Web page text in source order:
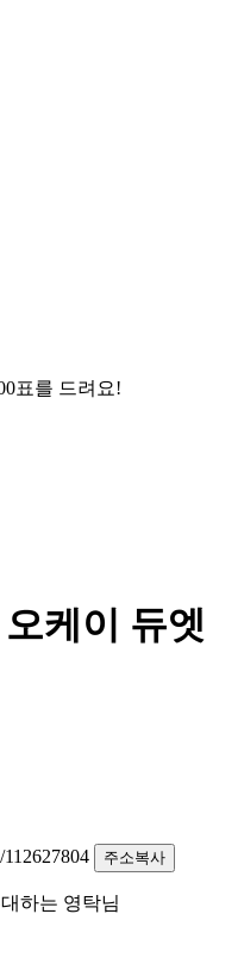
표를 드려요!
케이 듀엣
주소복사